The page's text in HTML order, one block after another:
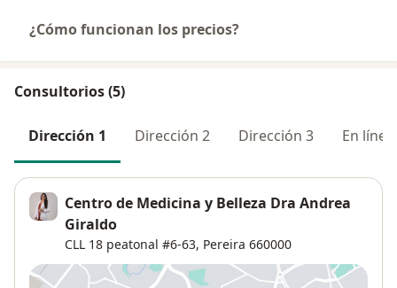
¿Cómo funcionan los precios?
Consultorios (5)
Dirección 1 Dirección 2 Dirección 3 En línea
Centro de Medicina y Belleza Dra Andrea
Giraldo
CLL 18 peatonal #6-63, Pereira 660000